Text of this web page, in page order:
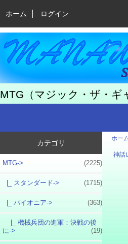
ホーム ログイン
MTG（マジック・ザ・ギ
カテゴリ
MTG-> (2225)
|_ スタンダード-> (1715)
|_ パイオニア-> (363)
|_ 機械兵団の進軍：決戦の後
に-> (19)
ホー
神話